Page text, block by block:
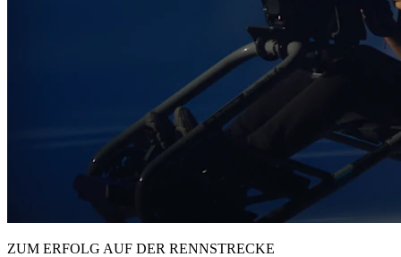
ZUM ERFOLG AUF DER RENNSTRECKE